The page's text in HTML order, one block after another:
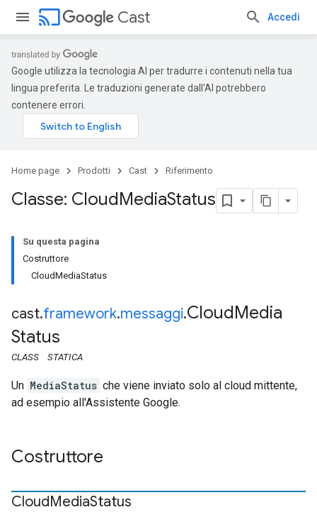
cast Cast Accedi
Google utilizza la tecnologia AI per tradurre i contenuti nella tua
lingua preferita. Le traduzioni generate dall'AI potrebbero
contenere errori.
Home page Prodotti Cast Riferimento
Classe: CloudMediaStatus
Su questa pagina
Costruttore
CloudMediaStatus
cast.framework.messaggi.CloudMedia
Status
CLASS STATICA
Un MediaStatus che viene inviato solo al cloud mittente,
ad esempio all'Assistente Google.
Costruttore
CloudMediaStatus